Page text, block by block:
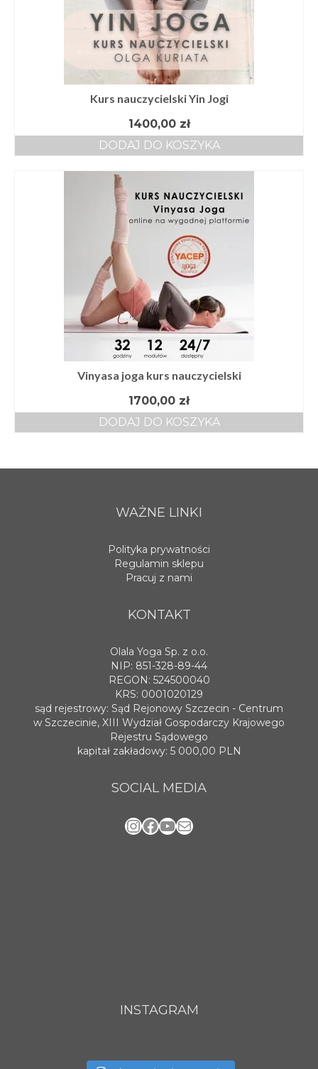
Kurs nauczycielski Yin Jogi
1400,00 zł
DODAJ DO KOSZYKA
Vinyasa joga kurs nauczycielski
1700,00 zł
DODAJ DO KOSZYKA
WAŻNE LINKI
Polityka prywatności
Regulamin sklepu
Pracuj z nami
KONTAKT
Olala Yoga Sp. z o.o.
NIP: 851-328-89-44
REGON: 524500040
KRS: 0001020129
sąd rejestrowy: Sąd Rejonowy Szczecin - Centrum
w Szczecinie, XIII Wydział Gospodarczy Krajowego
Rejestru Sądowego
kapitał zakładowy: 5 000,00 PLN
SOCIAL MEDIA
Instagram
Facebook
YouTube
Mail
INSTAGRAM